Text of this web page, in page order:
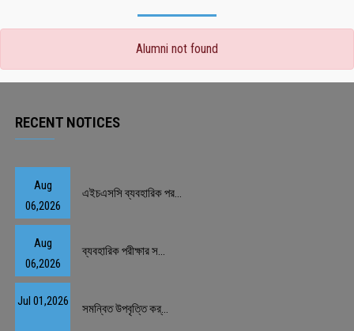
Alumni not found
RECENT NOTICES
Aug
06,2026
এইচএসসি ব্যবহারিক পর...
Aug
06,2026
ব্যবহারিক পরীক্ষার স...
Jul 01,2026
সমন্বিত উপবৃত্তি কর্...